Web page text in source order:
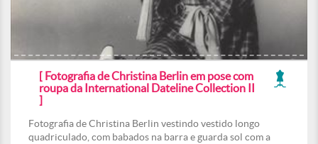
[ Fotografia de Christina Berlin em pose com
roupa da International Dateline Collection II
]
Fotografia de Christina Berlin vestindo vestido longo
quadriculado, com babados na barra e guarda sol com a